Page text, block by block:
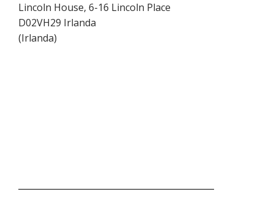
Lincoln House, 6-16 Lincoln Place
D02VH29 Irlanda
(Irlanda)